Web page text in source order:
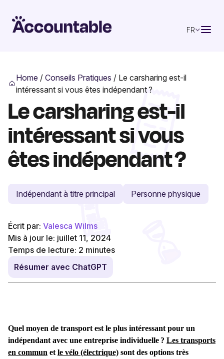
FR
Home / Conseils Pratiques / Le carsharing est-il
intéressant si vous êtes indépendant ?
Le carsharing est-il
intéressant si vous
êtes indépendant ?
Indépendant à titre principal Personne physique
Écrit par: Valesca Wilms
Mis à jour le: juillet 11, 2024
Temps de lecture: 2 minutes
Résumer avec ChatGPT
Quel moyen de transport est le plus intéressant pour un
indépendant avec une entreprise individuelle ? Les transports
en commun et le vélo (électrique) sont des options très